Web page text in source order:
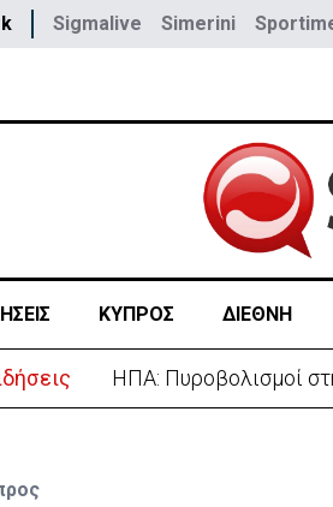
Sigmalive Simerini
ΚΥΠΡΟΣ ΔΙΕΘΝΗ
ΗΠΑ: Πυροβολισμοί